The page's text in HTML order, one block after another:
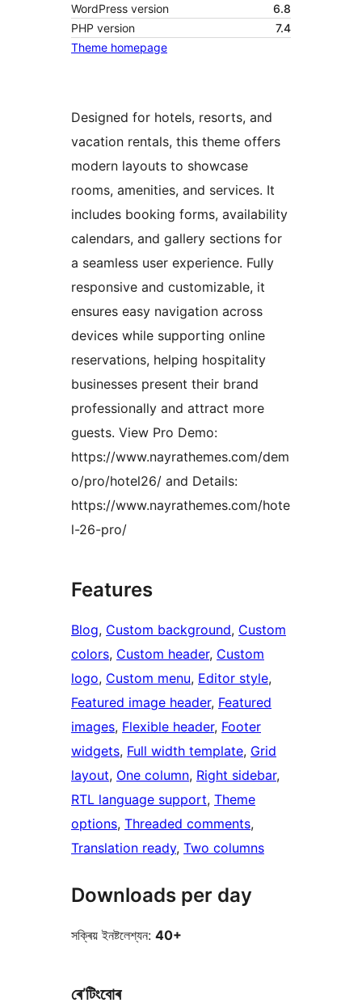
WordPress version
6.8
PHP version
7.4
Theme homepage
Designed for hotels, resorts, and
vacation rentals, this theme offers
modern layouts to showcase
rooms, amenities, and services. It
includes booking forms, availability
calendars, and gallery sections for
a seamless user experience. Fully
responsive and customizable, it
ensures easy navigation across
devices while supporting online
reservations, helping hospitality
businesses present their brand
professionally and attract more
guests. View Pro Demo:
https://www.nayrathemes.com/dem
o/pro/hotel26/ and Details:
https://www.nayrathemes.com/hote
l-26-pro/
Features
Blog, Custom background, Custom
colors, Custom header, Custom
logo, Custom menu, Editor style
Featured image header, Featured
images, Flexible header, Footer
widgets, Full width template, Grid
layout, One column, Right sidebar
RTL language support, Theme
options, Threaded comments
Translation ready, Two columns
Downloads per day
সক্ৰিয় ইনষ্টলেশ্যন: 40+
ৰে’টিংবোৰ